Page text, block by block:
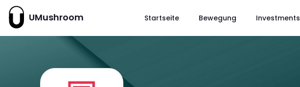
UMushroom Startseite Bewegung Investments